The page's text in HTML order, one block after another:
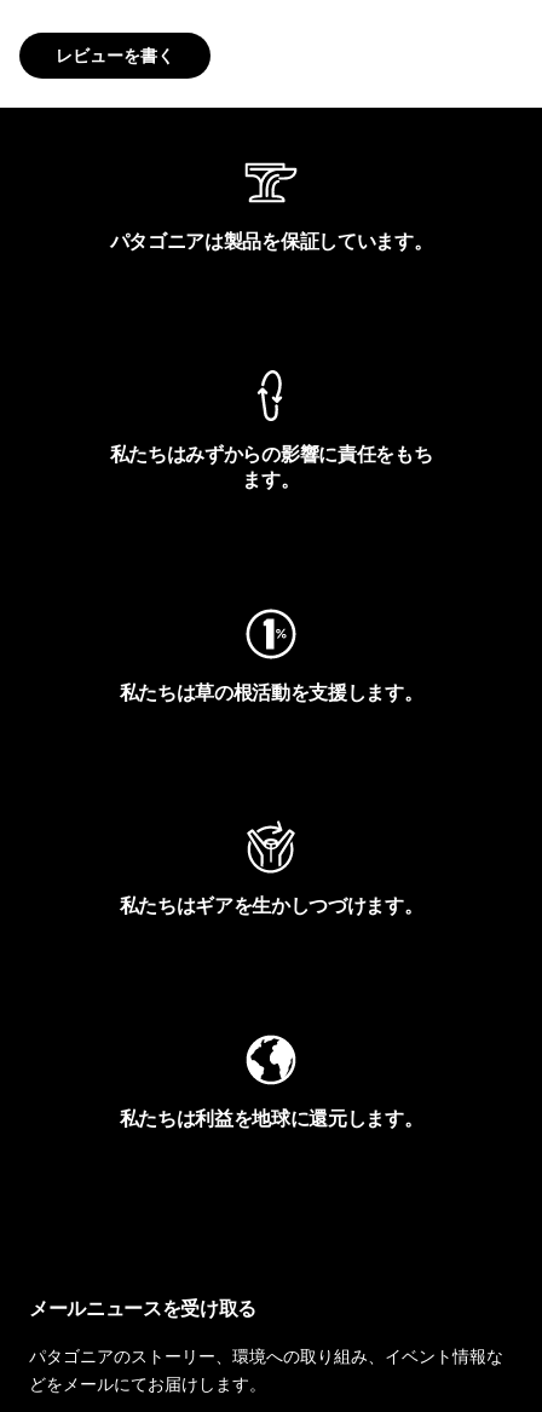
レビューを書く
パタゴニアは製品を保証しています。
私たちはみずからの影響に責任をもち
ます。
私たちは草の根活動を支援します。
私たちはギアを生かしつづけます。
私たちは利益を地球に還元します。
メールニュースを受け取る
パタゴニアのストーリー、環境への取り組み、イベント情報な
どをメールにてお届けします。